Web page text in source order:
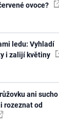
ovoce?
ledu: Vyhladí
i zalijí květiny
ani sucho
rozeznat od